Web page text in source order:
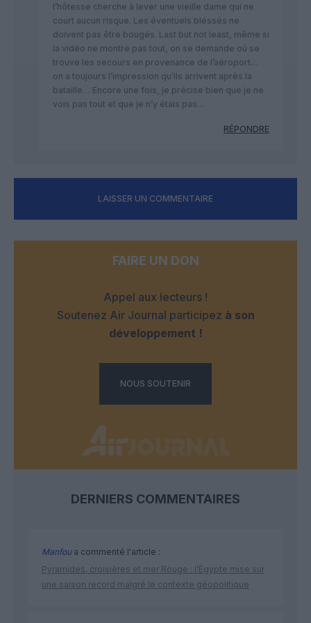
l’hôtesse cherche à lever une vieille dame qui ne
court aucun risque. Les éventuels bléssés ne
doivent pas être bougés. Last but not least, même si
la vidéo ne montre pas tout, on se demande où se
trouve les secours en provenance de l’aéroport…
on a toujours l’impression qu’ils arrivent après la
bataille… Encore une fois, je précise bien que je ne
vois pas tout et que je n’y étais pas…
RÉPONDRE
LAISSER UN COMMENTAIRE
FAIRE UN DON
Appel aux lecteurs !
Soutenez Air Journal participez à son
développement !
NOUS SOUTENIR
DERNIERS COMMENTAIRES
Manfoua commenté l'article :
Pyramides, croisières et mer Rouge : l’Égypte mise sur
une saison record malgré le contexte géopolitique